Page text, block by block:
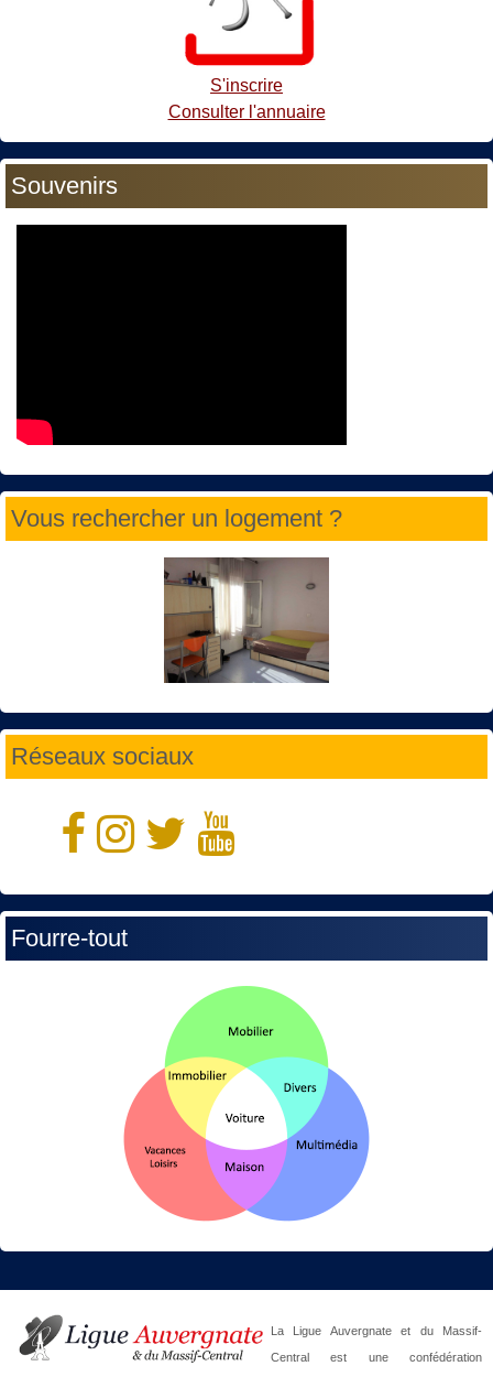
S'inscrire
Consulter l'annuaire
Souvenirs
Vous rechercher un logement ?
Réseaux sociaux
Fourre-tout
La Ligue Auvergnate et du Massif-
Central est une confédération